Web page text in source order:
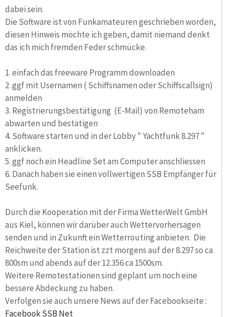
dabei sein.
Die Software ist von Funkamateuren geschrieben worden,
diesen Hinweis möchte ich geben, damit niemand denkt
das ich mich fremden Feder schmücke.
1. einfach das freeware Programm downloaden
2 .ggf mit Usernamen ( Schiffsnamen oder Schiffscallsign)
anmelden
3. Registrierungsbestätigung (E-Mail) von Remoteham
abwarten und bestätigen
4. Software starten und in der Lobby " Yachtfunk 8.297 "
anklicken.
5. ggf noch ein Headline Set am Computer anschliessen
6. Danach haben sie einen vollwertigen SSB Empfänger für
Seefunk.
Durch die Kooperation mit der Firma WetterWelt GmbH
aus Kiel, können wir darüber auch Wettervorhersagen
senden und in Zukunft ein Wetterrouting anbieten. Die
Reichweite der Station ist zzt morgens auf der 8.297 so ca
800sm und abends auf der 12.356 ca 1500sm.
Weitere Remotestationen sind geplant um noch eine
bessere Abdeckung zu haben.
Verfolgen sie auch unsere News auf der Facebookseite :
Facebook SSB Net